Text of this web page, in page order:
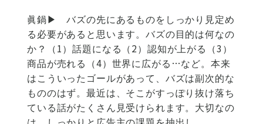
眞鍋▶
バズの先にあるものをしっかり見定め
る必要があると思います。バズの目的は何なの
か？（1）話題になる（2）認知が上がる（3）
商品が売れる（4）世界に広がる…など。本来
はこういったゴールがあって、バズは副次的な
もののはず。最近は、そこがすっぽり抜け落ち
ている話がたくさん見受けられます。大切なの